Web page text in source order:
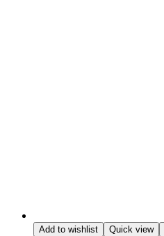
Add to wishlist Quick view